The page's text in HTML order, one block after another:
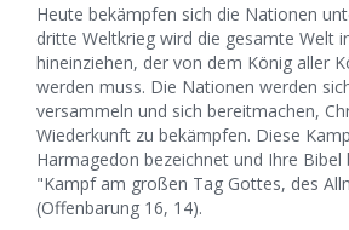
Heute bekämpfen sich die Nationen
dritte Weltkrieg wird die gesamte Welt
hineinziehen, der von dem König aller
werden muss. Die Nationen werden
versammeln und sich bereitmachen,
Wiederkunft zu bekämpfen. Diese
Harmagedon bezeichnet und Ihre Bibel
"Kampf am großen Tag Gottes, des
(Offenbarung 16, 14).